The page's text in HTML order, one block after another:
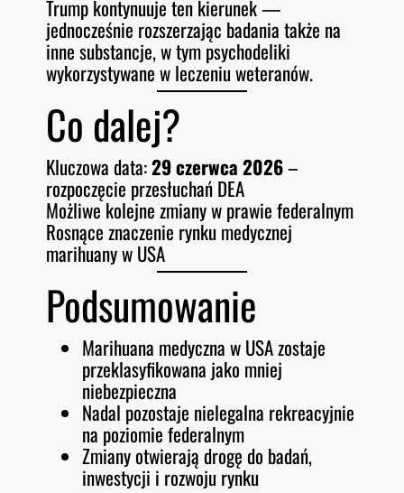
Trump kontynuuje ten kierunek —
jednocześnie rozszerzając badania także na
inne substancje, w tym psychodeliki
wykorzystywane w leczeniu weteranów.
Co dalej?
Kluczowa data:29 czerwca 2026–
rozpoczęcie przesłuchań DEA
Możliwe kolejne zmiany w prawie federalnym
Rosnące znaczenie rynku medycznej
marihuany w USA
Podsumowanie
Marihuana medyczna w USA zostaje
przeklasyfikowana jako mniej
niebezpieczna
Nadal pozostaje nielegalna rekreacyjnie
na poziomie federalnym
Zmiany otwierają drogę do badań,
inwestycji i rozwoju rynku